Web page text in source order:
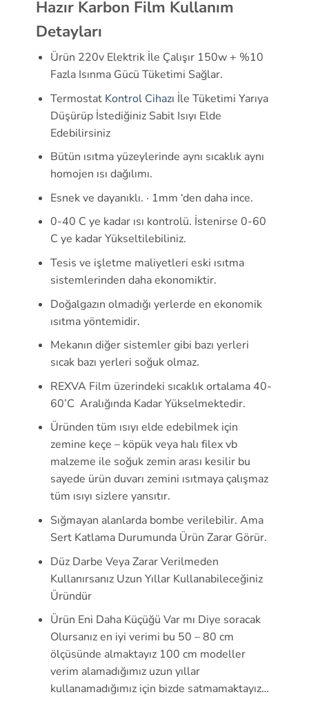
Hazır Karbon Film Kullanım
Detayları
Ürün 220v Elektrik İle Çalışır 150w + %10
Fazla Isınma Gücü Tüketimi Sağlar.
Termostat Kontrol Cihazı İle Tüketimi Yarıya
Düşürüp İstediğiniz Sabit Isıyı Elde
Edebilirsiniz
Bütün ısıtma yüzeylerinde aynı sıcaklık aynı
homojen ısı dağılımı.
Esnek ve dayanıklı. · 1mm ‘den daha ince.
0-40 C ye kadar ısı kontrolü. İstenirse 0-60
C ye kadar Yükseltilebiliniz.
Tesis ve işletme maliyetleri eski ısıtma
sistemlerinden daha ekonomiktir.
Doğalgazın olmadığı yerlerde en ekonomik
ısıtma yöntemidir.
Mekanın diğer sistemler gibi bazı yerleri
sıcak bazı yerleri soğuk olmaz.
REXVA Film üzerindeki sıcaklık ortalama 40-
60’C Aralığında Kadar Yükselmektedir.
Üründen tüm ısıyı elde edebilmek için
zemine keçe – köpük veya halı filex vb
malzeme ile soğuk zemin arası kesilir bu
sayede ürün duvarı zemini ısıtmaya çalışmaz
tüm ısıyı sizlere yansıtır.
Sığmayan alanlarda bombe verilebilir. Ama
Sert Katlama Durumunda Ürün Zarar Görür.
Düz Darbe Veya Zarar Verilmeden
Kullanırsanız Uzun Yıllar Kullanabileceğiniz
Üründür
Ürün Eni Daha Küçüğü Var mı Diye soracak
Olursanız en iyi verimi bu 50 – 80 cm
ölçüsünde almaktayız 100 cm modeller
verim alamadığımız uzun yıllar
kullanamadığımız için bizde satmamaktayız…